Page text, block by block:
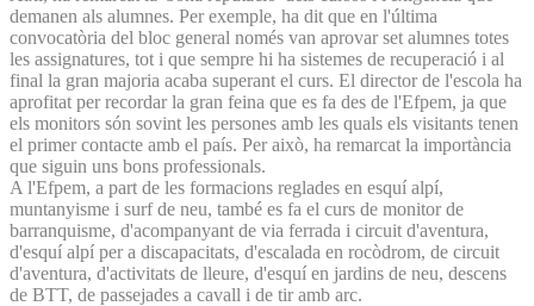
demanen als alumnes. Per exemple, ha dit que en l'última
convocatòria del bloc general només van aprovar set alumnes totes
les assignatures, tot i que sempre hi ha sistemes de recuperació i al
final la gran majoria acaba superant el curs. El director de l'escola ha
aprofitat per recordar la gran feina que es fa des de l'Efpem, ja que
els monitors són sovint les persones amb les quals els visitants tenen
el primer contacte amb el país. Per això, ha remarcat la importància
que siguin uns bons professionals.
A l'Efpem, a part de les formacions reglades en esquí alpí,
muntanyisme i surf de neu, també es fa el curs de monitor de
barranquisme, d'acompanyant de via ferrada i circuit d'aventura,
d'esquí alpí per a discapacitats, d'escalada en rocòdrom, de circuit
d'aventura, d'activitats de lleure, d'esquí en jardins de neu, descens
de BTT, de passejades a cavall i de tir amb arc.